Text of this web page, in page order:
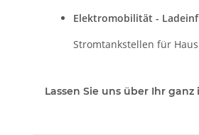
Elektromobilität -
Stromtankstellen für
Lassen Sie uns über Ihr